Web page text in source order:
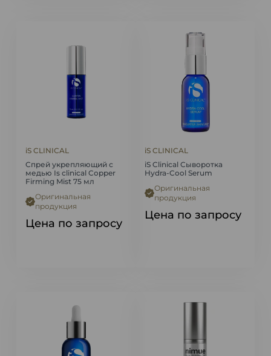
iS CLINICAL
Спрей укрепляющий с
медью Is clinical Copper
Firming Mist 75 мл
Оригинальная
продукция
Цена по запросу
iS CLINICAL
iS Clinical Сыворотка
Hydra-Cool Serum
Оригинальная
продукция
Цена по запросу